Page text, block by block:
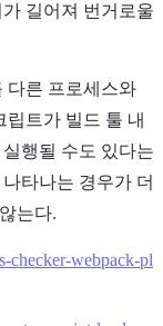
길어져 번거로울
다른 프로세스와
트가 빌드 툴 내
행될 수도 있다는
타나는 경우가 더
는다.
checker-webpack-pl